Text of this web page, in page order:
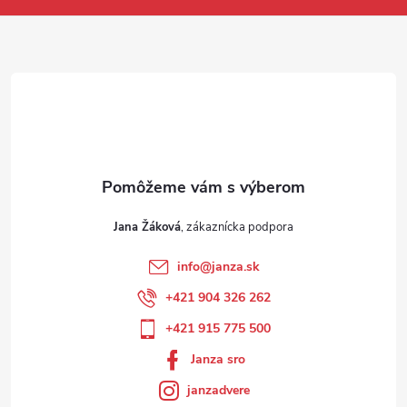
Jana Žáková
info@janza.sk
+421 904 326 262
+421 915 775 500
Janza sro
janzadvere